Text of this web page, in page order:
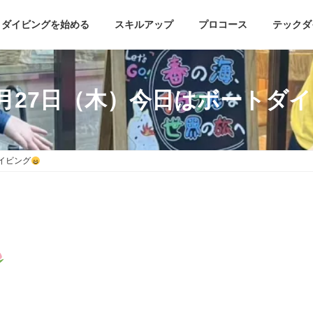
ダイビングを始める スキルアップ プロコース テック
27日（木）今日はボートダ
ビング